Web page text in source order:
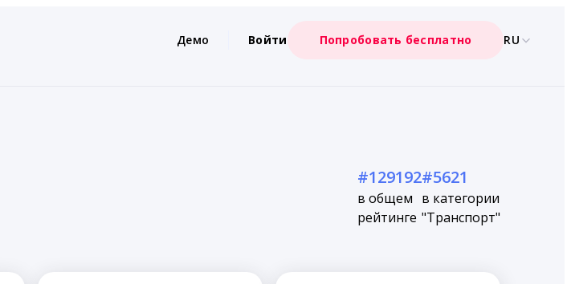
Демо Войти Попробовать бесплатно RU
#129192
в общем
рейтинге
#5621
в категории
"Транспорт"